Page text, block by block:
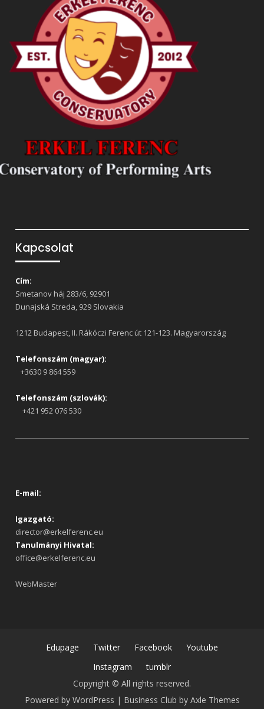
Kapcsolat
Cím:
Smetanov háj 283/6, 92901
Dunajská Streda, 929 Slovakia
1212 Budapest, II. Rákóczi Ferenc út 121-123. Magyarország
Telefonszám (magyar):
+3630 9 864 559
Telefonszám (szlovák):
+421 952 076 530
E-mail:
Igazgató:
director@erkelferenc.eu
Tanulmányi Hivatal:
office@erkelferenc.eu
WebMaster
Edupage Twitter Facebook
Youtube
Instagram
tumblr
Copyright © All rights reserved.
Powered by WordPress | Business Club by Axle Themes